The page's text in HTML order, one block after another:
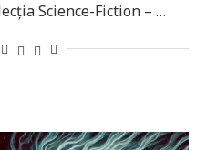
Science-Fiction – …